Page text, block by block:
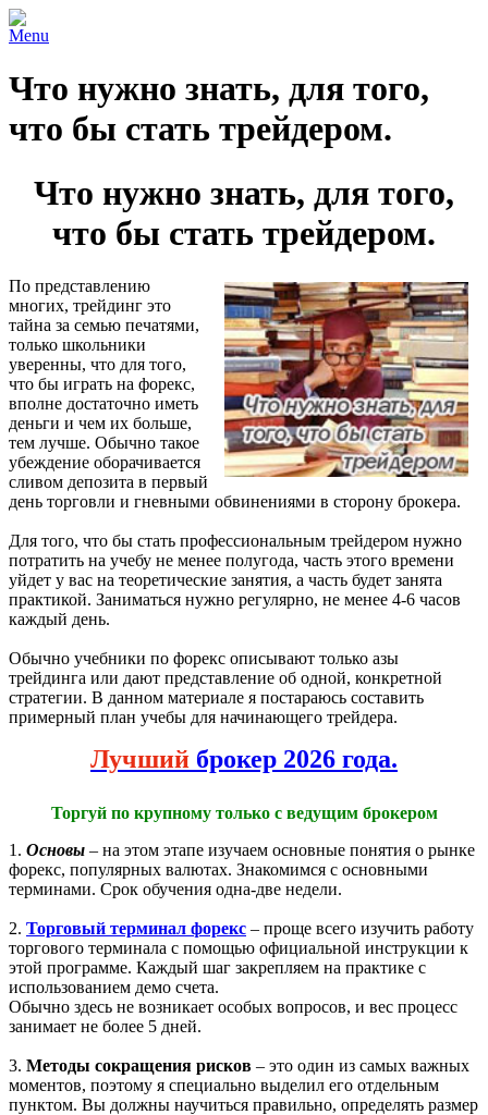
Menu
Что нужно знать, для того,
что бы стать трейдером.
Что нужно знать, для того,
что бы стать трейдером.
По представлению
многих, трейдинг это
тайна за семью печатями,
только школьники
уверенны, что для того,
что бы играть на форекс,
вполне достаточно иметь
деньги и чем их больше,
тем лучше. Обычно такое
убеждение оборачивается
сливом депозита в первый
день торговли и гневными обвинениями в сторону брокера.
Для того, что бы стать профессиональным трейдером нужно
потратить на учебу не менее полугода, часть этого времени
уйдет у вас на теоретические занятия, а часть будет занята
практикой. Заниматься нужно регулярно, не менее 4-6 часов
каждый день.
Обычно учебники по форекс описывают только азы
трейдинга или дают представление об одной, конкретной
стратегии. В данном материале я постараюсь составить
примерный план учебы для начинающего трейдера.
Лучший брокер 2026 года.
Торгуй по крупному только с ведущим брокером
1. Основы – на этом этапе изучаем основные понятия о рынке
форекс, популярных валютах. Знакомимся с основными
терминами. Срок обучения одна-две недели.
2. Торговый терминал форекс – проще всего изучить работу
торгового терминала с помощью официальной инструкции к
этой программе. Каждый шаг закрепляем на практике с
использованием демо счета.
Обычно здесь не возникает особых вопросов, и вес процесс
занимает не более 5 дней.
3. Методы сокращения рисков – это один из самых важных
моментов, поэтому я специально выделил его отдельным
пунктом. Вы должны научиться правильно, определять размер